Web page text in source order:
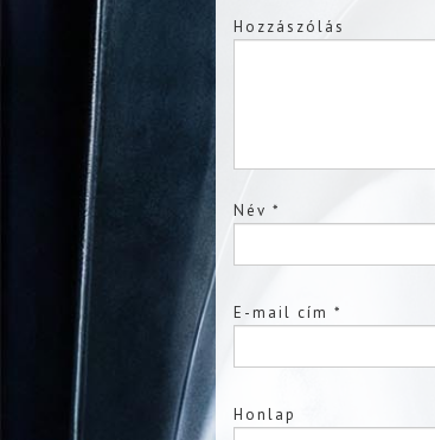
Hozzászólás
Név *
E-mail cím *
Honlap